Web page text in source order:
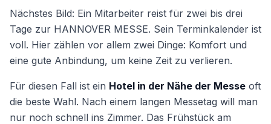
Nächstes Bild: Ein Mitarbeiter reist für zwei bis drei
Tage zur HANNOVER MESSE. Sein Terminkalender ist
voll. Hier zählen vor allem zwei Dinge: Komfort und
eine gute Anbindung, um keine Zeit zu verlieren.
Für diesen Fall ist ein Hotel in der Nähe der Messe oft
die beste Wahl. Nach einem langen Messetag will man
nur noch schnell ins Zimmer. Das Frühstück am